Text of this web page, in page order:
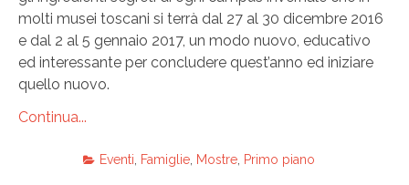
molti musei toscani si terrà dal 27 al 30 dicembre 2016
e dal 2 al 5 gennaio 2017, un modo nuovo, educativo
ed interessante per concludere quest’anno ed iniziare
quello nuovo.
Continua...
Eventi Famiglie, Mostre, Primo piano